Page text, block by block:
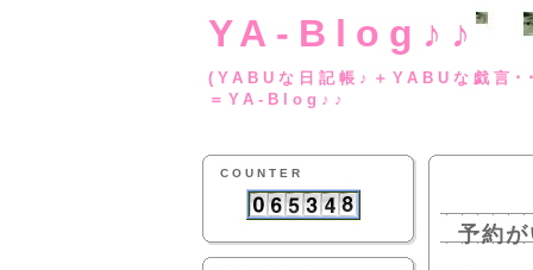
YA-Blog♪♪
(YABUな日記帳♪
＝YA-Blog♪♪
COUNTER
予約